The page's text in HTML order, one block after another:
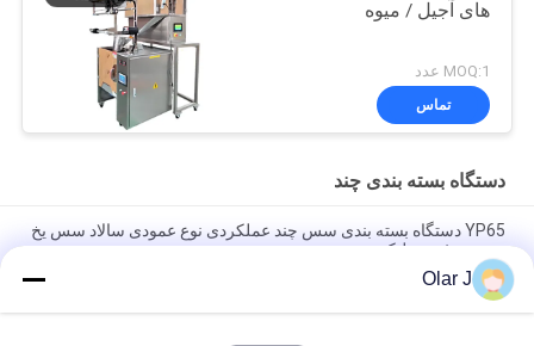
های آجیل / میوه
MOQ:1 عدد
تماس
دستگاه بسته بندی چند
YP65 دستگاه بسته بندی سس چند عملکردی نوع عمودی سالاد سس یخ
بسته روغن سیلیکون
1518 / 1530 / 1532.
Olar J